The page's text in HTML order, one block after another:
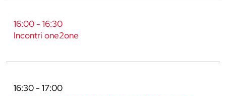
16:00 - 16:30
Incontri one2one
16:30 - 17:00